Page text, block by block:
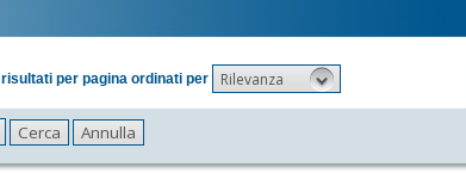
risultati per pagina ordinati per Rilevanza